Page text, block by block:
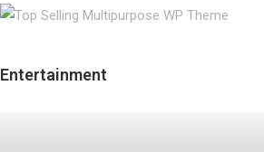
Entertainment